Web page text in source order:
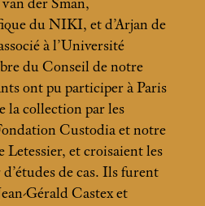
der Sman,
du NIKI, et d’Arjan de
à l’Université
du Conseil de notre
ont pu participer à Paris
la collection par les
Custodia et notre
et croisaient les
de cas. Ils furent
Gérald Castex et